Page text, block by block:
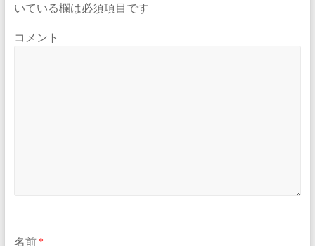
いている欄は必須項目です
コメント
名前*